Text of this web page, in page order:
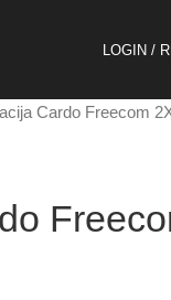
LOGIN /
Cardo Freecom